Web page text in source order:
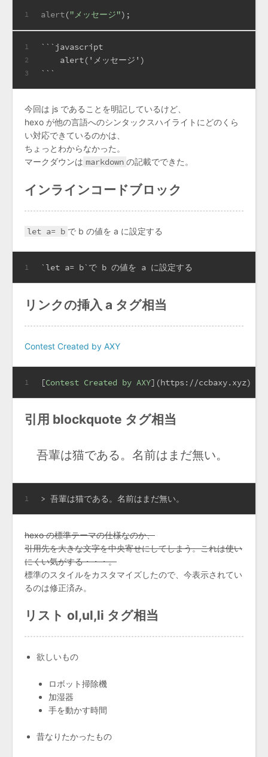
1 alert("メッセージ");
1
2
3
```javascript
    alert('メッセージ')
```
今回は js であることを明記しているけど、
hexo が他の言語へのシンタックスハイライトにどのくら
い対応できているのかは、
ちょっとわからなかった。
マークダウンは markdown の記載でできた。
インラインコードブロック
let a= b で b の値を a に設定する
1 `let a= b` で b の値を a に設定する
リンクの挿入 a タグ相当
Contest Created by AXY
1 [Contest Created by AXY](https://ccbaxy.xyz)
引用 blockquote タグ相当
吾輩は猫である。名前はまだ無い。
1 > 吾輩は猫である。名前はまだ無い。
hexo の標準テーマの仕様なのか、
引用先を大きな文字を中央寄せにしてしまう。これは使い
にくい気がする・・・。
標準のスタイルをカスタマイズしたので、今表示されてい
るのは修正済み。
リスト ol,ul,li タグ相当
欲しいもの
ロボット掃除機
加湿器
手を動かす時間
昔なりたかったもの